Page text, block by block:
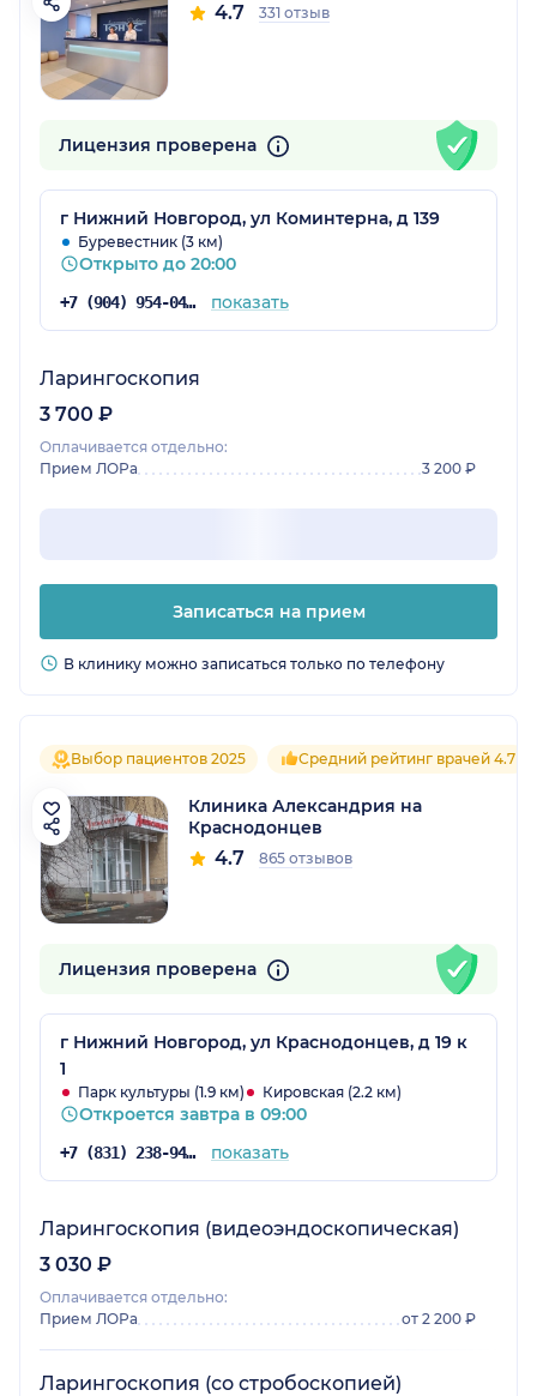
4.7 331 отзыв
Лицензия проверена
г Нижний Новгород, ул Коминтерна, д 139
Буревестник (3 км)
Открыто до 20:00
+7 (904) 954-04-36 показать
Ларингоскопия
3 700 ₽
Оплачивается отдельно:
Прием ЛОРа
3 200 ₽
Записаться на прием
В клинику можно записаться только по телефону
Выбор пациентов 2025 Средний рейтинг врачей 4.7
Клиника Александрия на
Краснодонцев
4.7 865 отзывов
Лицензия проверена
г Нижний Новгород, ул Краснодонцев, д 19 к
1
Парк культуры (1.9 км) Кировская (2.2 км)
Откроется завтра в 09:00
+7 (831) 238-94-61 показать
Ларингоскопия (видеоэндоскопическая)
3 030 ₽
Оплачивается отдельно:
Прием ЛОРа
от 2 200 ₽
Ларингоскопия (со стробоскопией)